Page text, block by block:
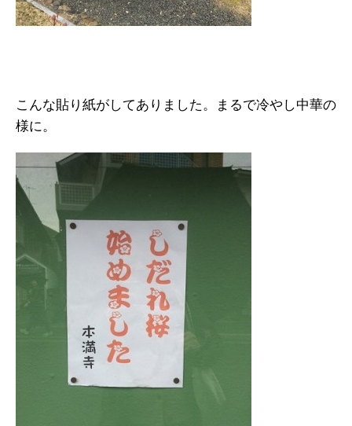
こんな貼り紙がしてありました。まるで冷やし中華の
様に。